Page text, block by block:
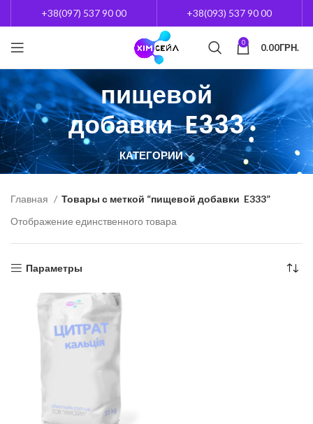
+38(097) 537 90 00 +38(093) 537 90 00
0 0.00ГРН.
пищевой
добавки E333
КАТЕГОРИИ
Главная
Товары с меткой “пищевой добавки E333”
Отображение единственного товара
Параметры